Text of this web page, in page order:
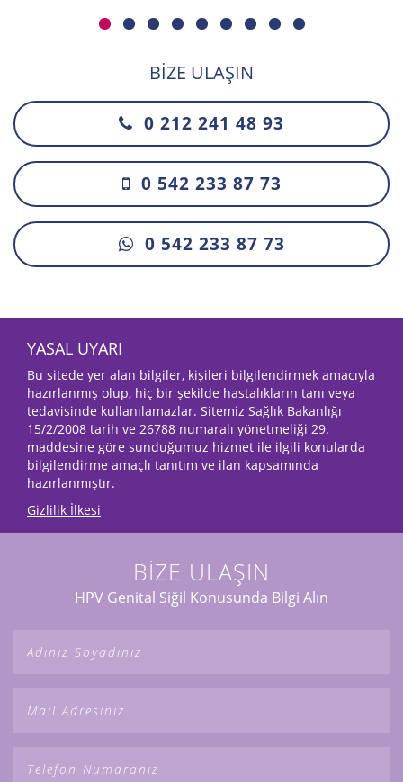
BIZE ULAŞIN
0 212 241 48 93
0 542 233 87 73
0 542 233 87 73
YASAL UYARI
Bu sitede yer alan bilgiler, kişileri bilgilendirmek amacıyla
hazırlanmış olup, hiç bir şekilde hastalıkların tanı veya
tedavisinde kullanılamazlar. Sitemiz Sağlık Bakanlığı
15/2/2008 tarih ve 26788 numaralı yönetmeliği 29.
maddesine göre sunduğumuz hizmet ile ilgili konularda
bilgilendirme amaçlı tanıtım ve ilan kapsamında
hazırlanmıştır.
Gizlilik İlkesi
BİZE ULAŞIN
HPV Genital Siğil Konusunda Bilgi Alın